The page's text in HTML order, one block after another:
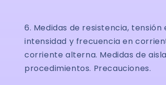
6. Medidas de resistencia,
intensidad y frecuencia en
corriente alterna. Medidas de
procedimientos. Precauciones.